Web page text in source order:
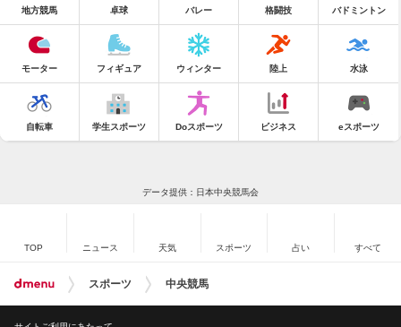
地方競馬 卓球 バレー 格闘技 バドミントン
モーター フィギュア ウィンター 陸上 水泳
自転車 学生スポーツ Doスポーツ ビジネス eスポーツ
データ提供：日本中央競馬会
TOP ニュース 天気 スポーツ 占い すべて
スポーツ 中央競馬